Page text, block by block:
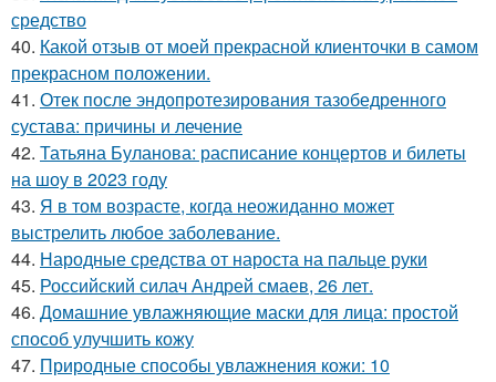
средство
40. Какой отзыв от моей прекрасной клиенточки в самом
прекрасном положении.
41. Отек после эндопротезирования тазобедренного
сустава: причины и лечение
42. Татьяна Буланова: расписание концертов и билеты
на шоу в 2023 году
43. Я в том возрасте, когда неожиданно может
выстрелить любое заболевание.
44. Народные средства от нароста на пальце руки
45. Российский силач Андрей смаев, 26 лет.
46. Домашние увлажняющие маски для лица: простой
способ улучшить кожу
47. Природные способы увлажнения кожи: 10